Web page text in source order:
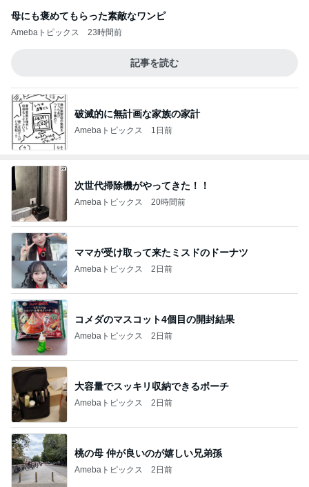
母にも褒めてもらった素敵なワンピ
Amebaトピックス 23時間前
記事を読む
破滅的に無計画な家族の家計
Amebaトピックス 1日前
次世代掃除機がやってきた！！
Amebaトピックス 20時間前
ママが受け取って来たミスドのドーナツ
Amebaトピックス 2日前
コメダのマスコット4個目の開封結果
Amebaトピックス 2日前
大容量でスッキリ収納できるポーチ
Amebaトピックス 2日前
桃の母 仲が良いのが嬉しい兄弟孫
Amebaトピックス 2日前